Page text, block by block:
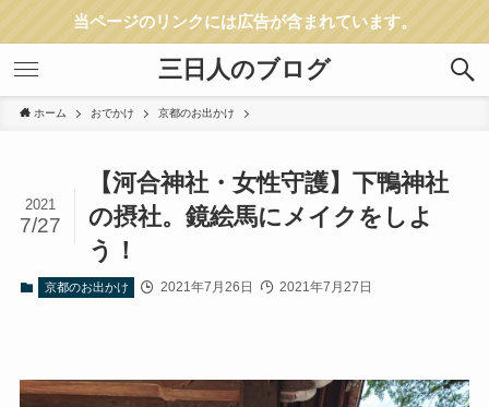
当ページのリンクには広告が含まれています。
三日人のブログ
ホーム おでかけ 京都のお出かけ
【河合神社・女性守護】下鴨神社
の摂社。鏡絵馬にメイクをしよ
う！
2021
7/27
京都のお出かけ 2021年7月26日 2021年7月27日